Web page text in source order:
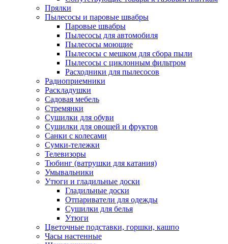
Прялки
Пылесосы и паровые швабры
Паровые швабры
Пылесосы для автомобиля
Пылесосы моющие
Пылесосы с мешком для сбора пыли
Пылесосы с циклонным фильтром
Расходники для пылесосов
Радиоприемники
Раскладушки
Садовая мебель
Стремянки
Сушилки для обуви
Сушилки для овощей и фруктов
Санки с колесами
Сумки-тележки
Телевизоры
Тюбинг (ватрушки для катания)
Умывальники
Утюги и гладильные доски
Гладильные доски
Отпариватели для одежды
Сушилки для белья
Утюги
Цветочные подставки, горшки, кашпо
Часы настенные